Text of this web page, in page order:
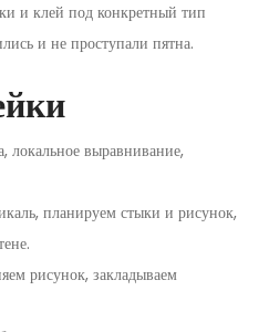
и клей под конкретный тип
и не проступали пятна.
локальное выравнивание,
планируем стыки и рисунок,
рисунок, закладываем